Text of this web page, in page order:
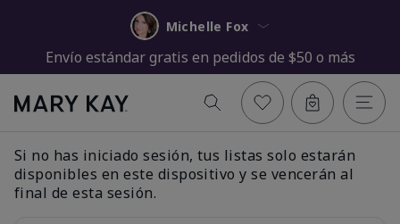
Michelle Fox
Envío estándar gratis en pedidos de $50 o más
Si no has iniciado sesión, tus listas solo estarán
disponibles en este dispositivo y se vencerán al
final de esta sesión.